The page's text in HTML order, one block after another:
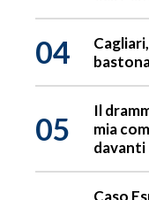
04
05
Il
mia
davanti
Caso